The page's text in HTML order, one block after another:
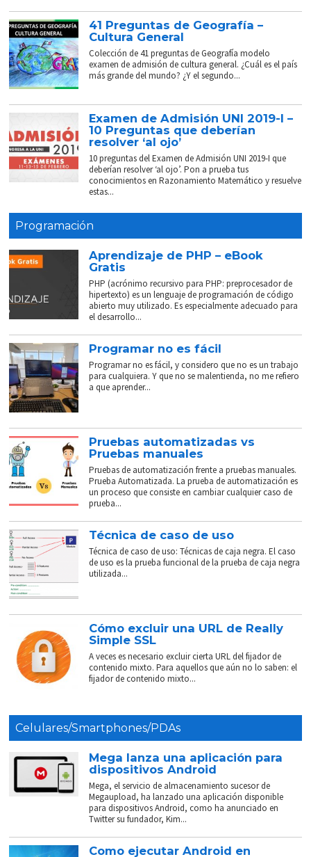
41 Preguntas de Geografía –
Cultura General
Colección de 41 preguntas de Geografía modelo
examen de admisión de cultura general. ¿Cuál es el país
más grande del mundo? ¿Y el segundo...
Examen de Admisión UNI 2019-I –
10 Preguntas que deberían
resolver ‘al ojo’
10 preguntas del Examen de Admisión UNI 2019-I que
deberían resolver ‘al ojo’. Pon a prueba tus
conocimientos en Razonamiento Matemático y resuelve
estas...
Programación
Aprendizaje de PHP – eBook
Gratis
PHP (acrónimo recursivo para PHP: preprocesador de
hipertexto) es un lenguaje de programación de código
abierto muy utilizado. Es especialmente adecuado para
el desarrollo...
Programar no es fácil
Programar no es fácil, y considero que no es un trabajo
para cualquiera. Y que no se malentienda, no me refiero
a que aprender...
Pruebas automatizadas vs
Pruebas manuales
Pruebas de automatización frente a pruebas manuales.
Prueba Automatizada. La prueba de automatización es
un proceso que consiste en cambiar cualquier caso de
prueba...
Técnica de caso de uso
Técnica de caso de uso: Técnicas de caja negra. El caso
de uso es la prueba funcional de la prueba de caja negra
utilizada...
Cómo excluir una URL de Really
Simple SSL
A veces es necesario excluir cierta URL del fijador de
contenido mixto. Para aquellos que aún no lo saben: el
fijador de contenido mixto...
Celulares/Smartphones/PDAs
Mega lanza una aplicación para
dispositivos Android
Mega, el servicio de almacenamiento sucesor de
Megaupload, ha lanzado una aplicación disponible
para dispositivos Android, como ha anunciado en
Twitter su fundador, Kim...
Como ejecutar Android en